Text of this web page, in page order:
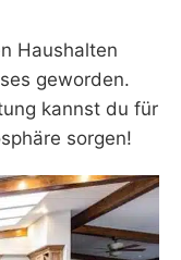
Haushalten
geworden.
kannst du für
sorgen!